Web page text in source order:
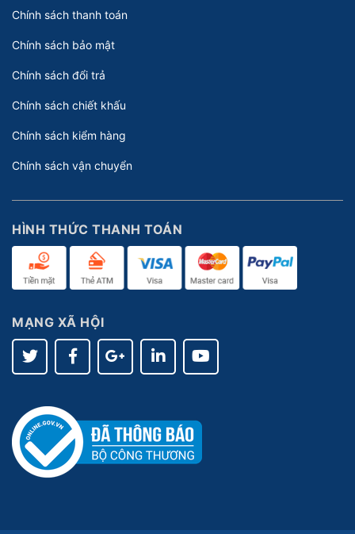
Chính sách thanh toán
Chính sách bảo mật
Chính sách đổi trả
Chính sách chiết khấu
Chính sách kiểm hàng
Chính sách vận chuyển
HÌNH THỨC THANH TOÁN
MẠNG XÃ HỘI